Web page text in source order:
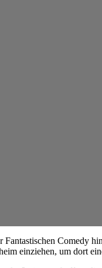
Comedy
einziehen, um dort